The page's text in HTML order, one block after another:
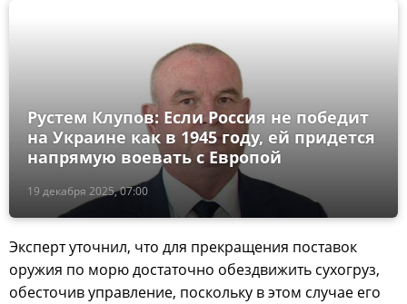
19 декабря 2025, 07:00
Рустем Клупов: Если Россия не победит
на Украине как в 1945 году, ей придется
напрямую воевать с Европой
Эксперт уточнил, что для прекращения поставок
оружия по морю достаточно обездвижить сухогруз,
обесточив управление, поскольку в этом случае его